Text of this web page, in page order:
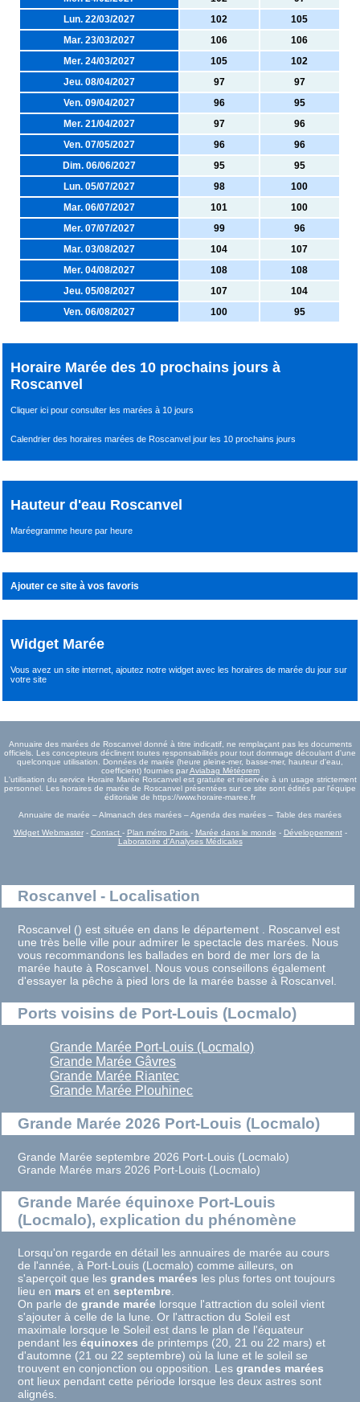
Lun. 22/03/2027
102
105
Mar. 23/03/2027
106
106
Mer. 24/03/2027
105
102
Jeu. 08/04/2027
97
97
Ven. 09/04/2027
96
95
Mer. 21/04/2027
97
96
Ven. 07/05/2027
96
96
Dim. 06/06/2027
95
95
Lun. 05/07/2027
98
100
Mar. 06/07/2027
101
100
Mer. 07/07/2027
99
96
Mar. 03/08/2027
104
107
Mer. 04/08/2027
108
108
Jeu. 05/08/2027
107
104
Ven. 06/08/2027
100 95
Horaire Marée des 10 prochains jours à
Roscanvel
Cliquer ici pour consulter les marées à 10 jours
Calendrier des horaires marées de Roscanvel jour les 10 prochains jours
Hauteur d'eau Roscanvel
Maréegramme heure par heure
Ajouter ce site à vos favoris
Widget Marée
Vous avez un site internet,ajoutez notre widget avec les horaires de marée du joursur
votre site
Annuaire des marées de Roscanvel donné à titre indicatif, ne remplaçant pas les documents
officiels. Les concepteurs déclinent toutes responsabilités pour tout dommage découlant d'une
quelconque utilisation. Données de marée (heure pleine-mer, basse-mer, hauteur d'eau,
coefficient) fournies parAviabag Météorem
L'utilisation du service Horaire Marée Roscanvel est gratuite et réservée à un usage strictement
personnel. Les horaires de marée de Roscanvel présentées sur ce site sont édités par l'équipe
éditoriale de https://www.horaire-maree.fr
Annuaire de marée – Almanach des marées – Agenda des marées – Table des marées
Widget Webmaster- Contact - Plan métro Paris - Marée dans le monde - Développement-
Laboratoire d'Analyses Médicales
Roscanvel - Localisation
Roscanvel () est située en dans le département . Roscanvel est
une très belle ville pour admirer le spectacle des marées. Nous
vous recommandons les ballades en bord de mer lors de la
marée haute à Roscanvel. Nous vous conseillons également
d'essayer la pêche à pied lors de la marée basse à Roscanvel.
Ports voisins de Port-Louis (Locmalo)
Grande Marée Port-Louis (Locmalo)
Grande Marée Gâvres
Grande Marée Riantec
Grande Marée Plouhinec
Grande Marée 2026 Port-Louis (Locmalo)
Grande Marée septembre 2026 Port-Louis (Locmalo)
Grande Marée mars 2026 Port-Louis (Locmalo)
Grande Marée équinoxe Port-Louis
(Locmalo), explication du phénomène
Lorsqu'on regarde en détail les annuaires de marée au cours
de l'année, à Port-Louis (Locmalo) comme ailleurs, on
s'aperçoit que lesgrandes marées les plus fortes ont toujours
lieu en mars et enseptembre.
On parle degrande marée lorsque l'attraction du soleil vient
s'ajouter à celle de la lune. Or l'attraction du Soleil est
maximale lorsque le Soleil est dans le plan de l'équateur
pendant leséquinoxes de printemps (20, 21 ou 22 mars) et
d'automne (21 ou 22 septembre) où la lune et le soleil se
trouvent en conjonction ou opposition. Lesgrandes marées
ont lieux pendant cette période lorsque les deux astres sont
alignés.